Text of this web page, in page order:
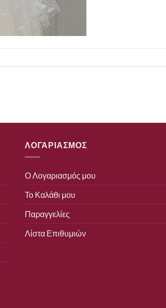
ΛΟΓΑΡΙΑΣΜΟΣ
Ο Λογαριασμός μου
Το Καλάθι μου
Παραγγελίες
Λίστα Επιθυμιών